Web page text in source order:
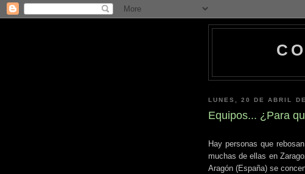
LUNES, 20 DE ABRIL
Equipos... ¿Para
Hay personas que
muchas de ellas en
Aragón (España) se